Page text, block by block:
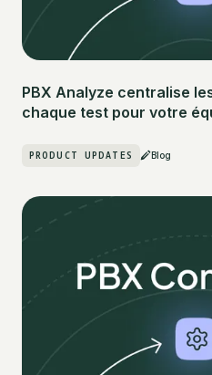
PBX Analyze centralise
chaque test pour votre
PRODUCT UPDATES Blog